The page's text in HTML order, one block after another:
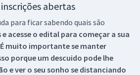
abertas
para ficar sabendo quais são
acesse o edital para começar a sua
muito importante se manter
porque um descuido pode lhe
e ver o seu sonho se distanciando